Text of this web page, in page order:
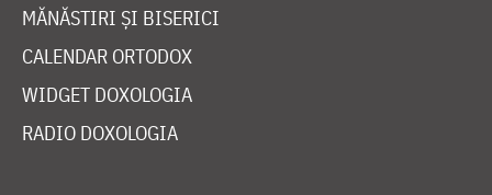
MĂNĂSTIRI ȘI BISERICI
CALENDAR ORTODOX
WIDGET DOXOLOGIA
RADIO DOXOLOGIA